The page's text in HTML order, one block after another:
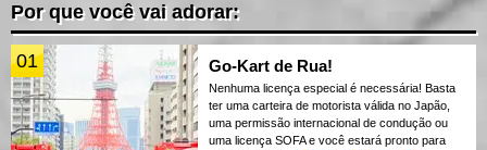
Por que você vai adorar:
01 Go-Kart de Rua!
Nenhuma licença especial é necessária! Basta
ter uma carteira de motorista válida no Japão,
uma permissão internacional de condução ou
uma licença SOFA e você estará pronto para